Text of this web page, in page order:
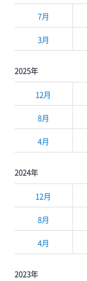
7月
3月
2025年
12月
8月
4月
2024年
12月
8月
4月
2023年